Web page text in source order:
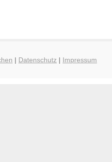
| Datenschutz | Impressum